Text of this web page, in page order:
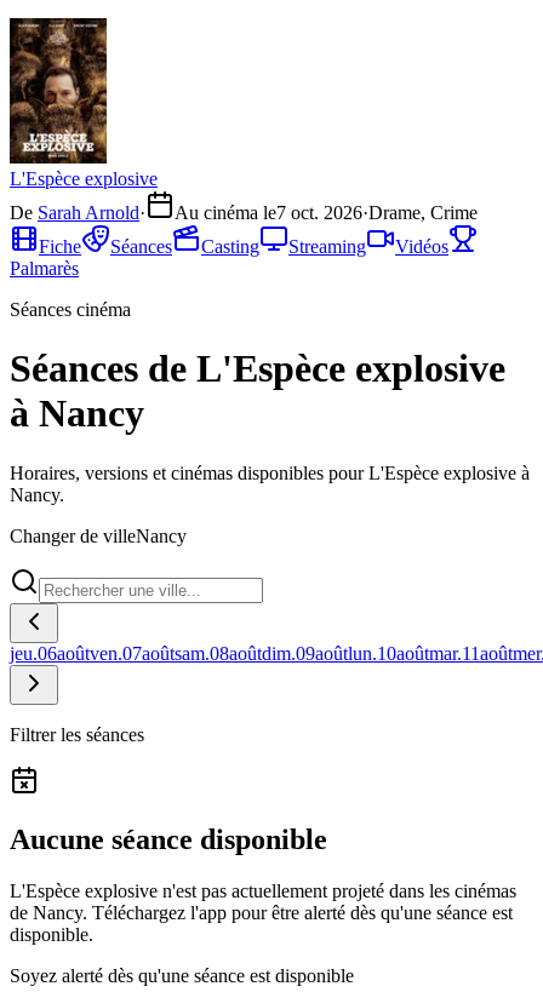
L'Espèce explosive
De Sarah Arnold· Au cinéma le7 oct. 2026·Drame, Crime
Fiche
Séances Casting Streaming
Vidéos
Palmarès
Séances cinéma
Séances de L'Espèce explosive
à Nancy
Horaires, versions et cinémas disponibles pour L'Espèce explosive à
Nancy.
Changer de villeNancy
jeu.06aoûtven.07aoûtsam.08aoûtdim.09aoûtlun.10aoûtmar.11août
Filtrer les séances
Aucune séance disponible
L'Espèce explosive n'est pas actuellement projeté dans les cinémas
de Nancy. Téléchargez l'app pour être alerté dès qu'une séance est
disponible.
Soyez alerté dès qu'une séance est disponible